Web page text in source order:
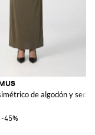
de algodón y seda
-45%